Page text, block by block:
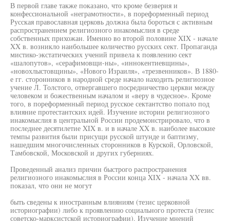
В первой главе также показано, что кроме безверия и
конфессиональной «неграмотности», в пореформенный период
Русская православная церковь должна была бороться с активным
распространением религиозного инакомыслия в среде
собственных прихожан. Именно во второй половине XIX - начале
XX в. возникло наибольшее количество русских сект. Пропаганда
мистико-экстатических учений привела к появлению сект
«шалопутов», «серафимовщи-ны», «иннокентиевщины»,
«новохлыстовщины», «Нового Израиля», «трезвенников». В 1880-
е гг. сторонников в народной среде начало находить религиозное
учение Л. Толстого, отвергавшего посредничество церкви между
человеком и божественным началом и «веру в чудесное». Кроме
того, в пореформенный период русское сектантство попало под
влияние протестантских идей. Изучение истории религиозного
инакомыслия в центральной России продемонстрировало, что в
последнее десятилетие XIX в. и в начале XX в. наиболее высокие
темпы развития были присущи русской штунде и баптизму,
нашедшим многочисленных сторонников в Курской, Орловской,
Тамбовской, Московской и других губерниях.
Проведенный анализ причин быстрого распространения
религиозного инакомыслия в России конца XIX - начала XX вв.
показал, что они не могут
быть сведены к иностранным влияниям (тезис церковной
историографии) либо к проявлению социального протеста (тезис
советско-марксистской историографии). Изучение мнений